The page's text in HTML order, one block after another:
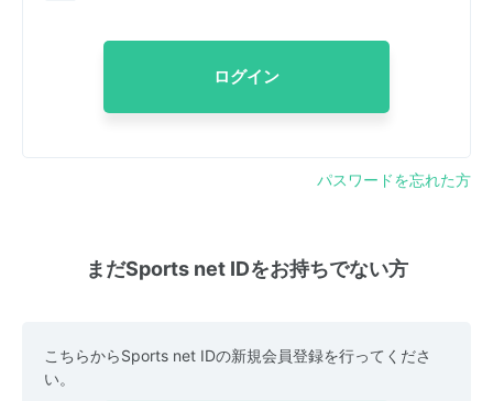
ログイン
パスワードを忘れた方
まだSports net IDをお持ちでない方
こちらからSports net IDの新規会員登録を行ってくださ
い。